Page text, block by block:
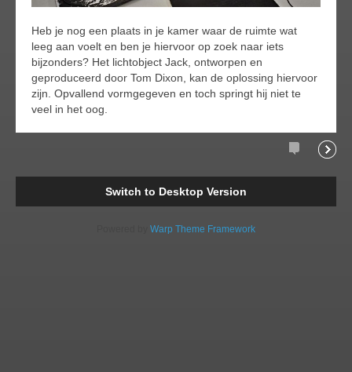
Heb je nog een plaats in je kamer waar de ruimte wat
leeg aan voelt en ben je hiervoor op zoek naar iets
bijzonders? Het lichtobject Jack, ontworpen en
geproduceerd door Tom Dixon, kan de oplossing hiervoor
zijn. Opvallend vormgegeven en toch springt hij niet te
veel in het oog.
Comments
Switch to Desktop Version
Warp Theme Framework